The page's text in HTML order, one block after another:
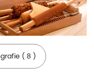
( 8 )